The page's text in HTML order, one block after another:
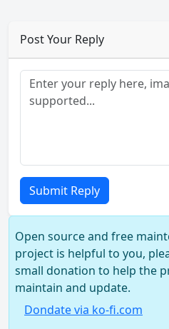
Post Your Reply
Submit Reply
Open source and free
project is helpful to you,
small donation to help the
maintain and update.
Dondate via ko-fi.com